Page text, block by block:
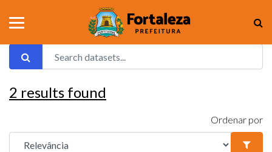
2 results found
Ordenar por